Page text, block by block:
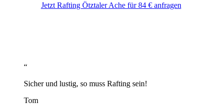
Jetzt Rafting Ötztaler Ache für 84 € anfragen
“
Sicher und lustig, so muss Rafting sein!
Tom